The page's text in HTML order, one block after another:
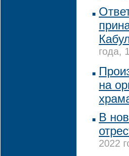
года,
на
В
2022